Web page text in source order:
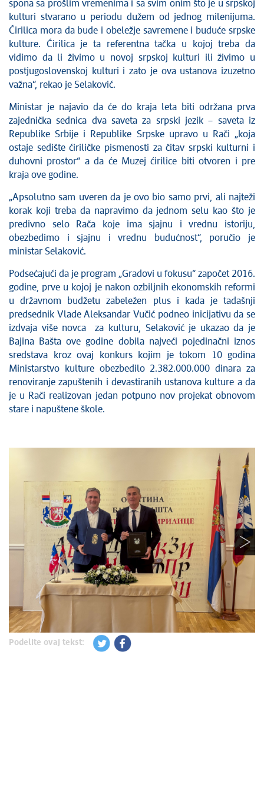
spona sa prošlim vremenima i sa svim onim što je u srpskoj
kulturi stvarano u periodu dužem od jednog milenijuma.
Ćirilica mora da bude i obeležje savremene i buduće srpske
kulture. Ćirilica je ta referentna tačka u kojoj treba da
vidimo da li živimo u novoj srpskoj kulturi ili živimo u
postjugoslovenskoj kulturi i zato je ova ustanova izuzetno
važna“, rekao je Selaković.
Ministar je najavio da će do kraja leta biti održana prva
zajednička sednica dva saveta za srpski jezik – saveta iz
Republike Srbije i Republike Srpske upravo u Rači „koja
ostaje sedište ćiriličke pismenosti za čitav srpski kulturni i
duhovni prostor“ a da će Muzej ćirilice biti otvoren i pre
kraja ove godine.
„Apsolutno sam uveren da je ovo bio samo prvi, ali najteži
korak koji treba da napravimo da jednom selu kao što je
predivno selo Rača koje ima sjajnu i vrednu istoriju,
obezbedimo i sjajnu i vrednu budućnost“, poručio je
ministar Selaković.
Podsećajući da je program „Gradovi u fokusu“ započet 2016.
godine, prve u kojoj je nakon ozbiljnih ekonomskih reformi
u državnom budžetu zabeležen plus i kada je tadašnji
predsednik Vlade Aleksandar Vučić podneo inicijativu da se
izdvaja više novca za kulturu, Selaković je ukazao da je
Bajina Bašta ove godine dobila najveći pojedinačni iznos
sredstava kroz ovaj konkurs kojim je tokom 10 godina
Ministarstvo kulture obezbedilo 2.382.000.000 dinara za
renoviranje zapuštenih i devastiranih ustanova kulture a da
je u Rači realizovan jedan potpuno nov projekat obnovom
stare i napuštene škole.
Podelite ovaj tekst: